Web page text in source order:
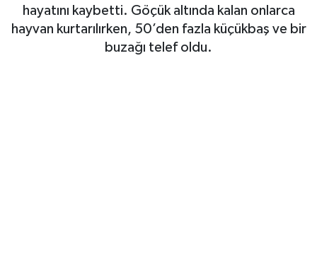
hayatını kaybetti. Göçük altında kalan onlarca
hayvan kurtarılırken, 50’den fazla küçükbaş ve bir
buzağı telef oldu.
GÜNDEM
Son Dakika Haberleri